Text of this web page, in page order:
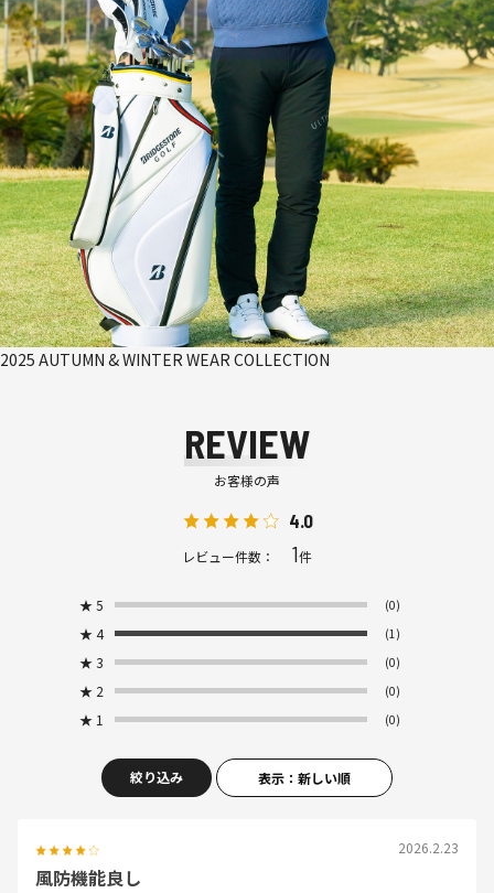
2025 AUTUMN & WINTER WEAR COLLECTION
REVIEW
お客様の声
4.0
レビュー件数： 1件
★ 5 (0)
★ 4 (1)
★ 3 (0)
★ 2 (0)
★ 1 (0)
絞り込み 表示：新しい順
2026.2.23
風防機能良し